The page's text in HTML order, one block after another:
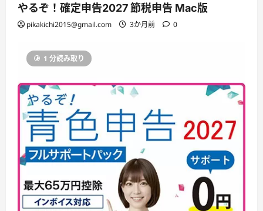
やるぞ！確定申告2027 節税申告 Mac版
pikakichi2015@gmail.com 3か月前 0
1 分読み取り